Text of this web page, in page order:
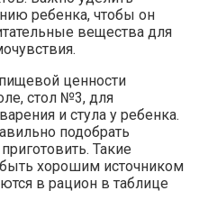
ребенка, чтобы он
вещества для
ценности
стол №3, для
и стула у ребенка.
подобрать
Такие
хорошим источником
в рацион в таблице